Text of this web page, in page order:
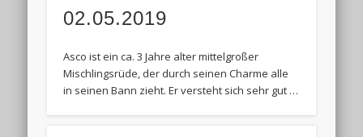
02.05.2019
Asco ist ein ca. 3 Jahre alter mittelgroßer
Mischlingsrüde, der durch seinen Charme alle
in seinen Bann zieht. Er versteht sich sehr gut …